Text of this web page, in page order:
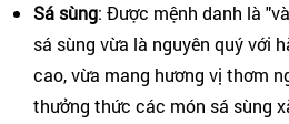
Sá sùng: Được mệnh danh là
sá sùng vừa là nguyên quý với
cao, vừa mang hương vị thơm
thưởng thức các món sá sùng